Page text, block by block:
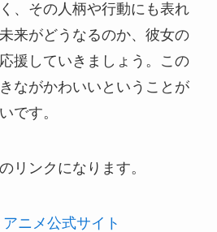
、その人柄や行動にも表れ
来がどうなるのか、彼女の
援していきましょう。この
ながかわいいということが
です。
リンクになります。
ニメ公式サイト